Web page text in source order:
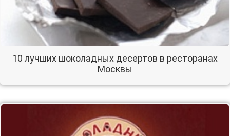
10 лучших шоколадных десертов в ресторанах
Москвы